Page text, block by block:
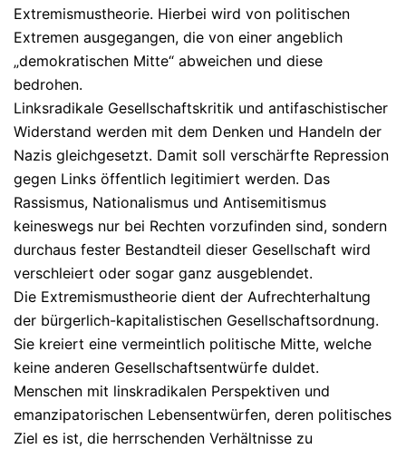
Extremismustheorie. Hierbei wird von politischen
Extremen ausgegangen, die von einer angeblich
„demokratischen Mitte“ abweichen und diese
bedrohen.
Linksradikale Gesellschaftskritik und antifaschistischer
Widerstand werden mit dem Denken und Handeln der
Nazis gleichgesetzt. Damit soll verschärfte Repression
gegen Links öffentlich legitimiert werden. Das
Rassismus, Nationalismus und Antisemitismus
keineswegs nur bei Rechten vorzufinden sind, sondern
durchaus fester Bestandteil dieser Gesellschaft wird
verschleiert oder sogar ganz ausgeblendet.
Die Extremismustheorie dient der Aufrechterhaltung
der bürgerlich-kapitalistischen Gesellschaftsordnung.
Sie kreiert eine vermeintlich politische Mitte, welche
keine anderen Gesellschaftsentwürfe duldet.
Menschen mit linskradikalen Perspektiven und
emanzipatorischen Lebensentwürfen, deren politisches
Ziel es ist, die herrschenden Verhältnisse zu